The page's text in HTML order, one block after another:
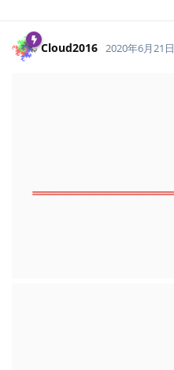
Cloud2016 2020年6月21日